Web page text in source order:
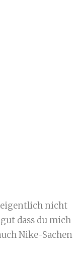
eigentlich nicht
dass du mich
Nike-Sachen